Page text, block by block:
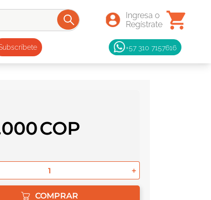
+57 310 7157616
000
＋
COMPRAR